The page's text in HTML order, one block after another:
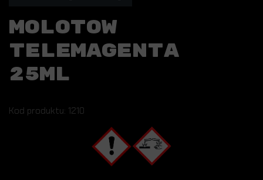
MOLOTOW
TELEMAGENTA
25ML
Kod produktu: 1210